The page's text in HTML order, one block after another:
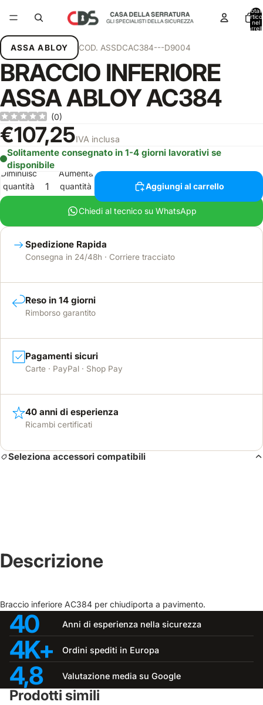
nel
ASSA ABLOY COD. ASSDCAC384---D9004
BRACCIO INFERIORE
ASSA ABLOY AC384
(0)
€107,25IVA inclusa
Solitamente consegnato in 1-4 giorni lavorativi se
disponibile
Diminuisci
quantità
Aumenta
quantità
Aggiungi al carrello
Chiedi al tecnico su WhatsApp
Spedizione Rapida
Consegna in 24/48h · Corriere tracciato
Reso in 14 giorni
Rimborso garantito
Pagamenti sicuri
Carte · PayPal · Shop Pay
40 anni di esperienza
Ricambi certificati
Seleziona accessori compatibili
Descrizione
Braccio inferiore AC384 per chiudiporta a pavimento.
40 Anni di esperienza nella sicurezza
4K+ Ordini spediti in Europa
4,8 Valutazione media su Google
Prodotti simili